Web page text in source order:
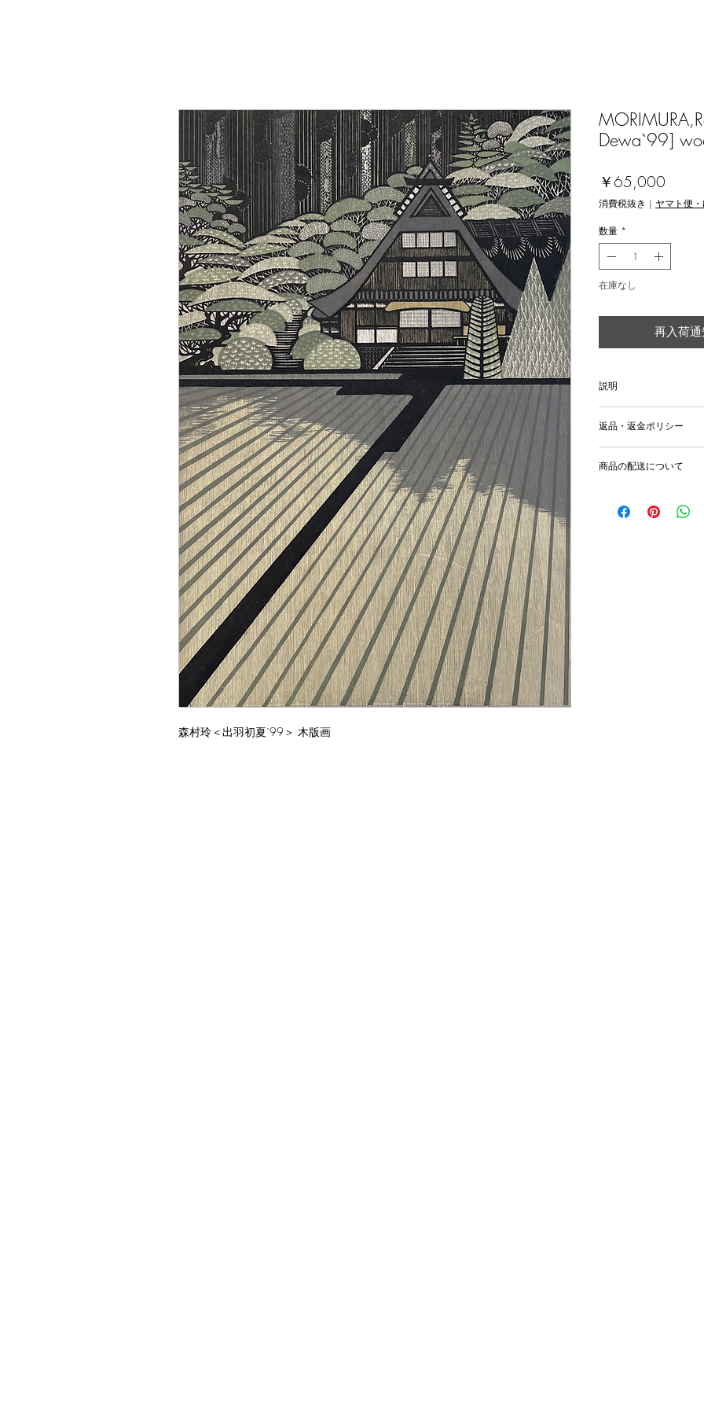
森村玲＜出羽初夏`99＞ 木版画
Dewa`99]
￥65,000
格
消費税抜き | ヤマト便
数量 *
在庫なし
再入荷
説明
返品・返金ポリシー
商品の配送について